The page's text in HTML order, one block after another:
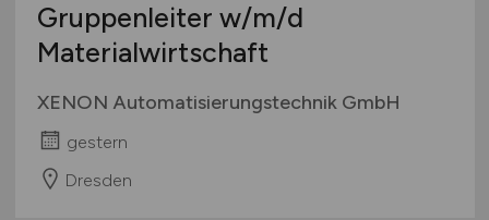
Gruppenleiter w/m/d
Materialwirtschaft
XENON Automatisierungstechnik GmbH
gestern
Dresden